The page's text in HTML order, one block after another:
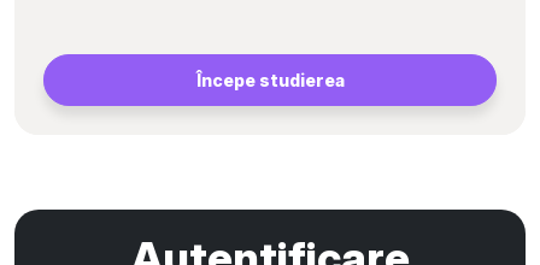
Începe studierea